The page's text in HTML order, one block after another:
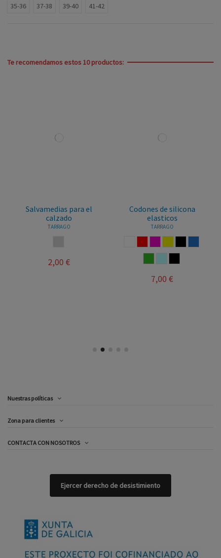
35-36
37-38 39-40 41-42
Te recomendamos estos 10 productos:
Salvamedias para el
calzado
TARRAGO
2,00 €
Codones de silicona
elasticos
TARRAGO
7,00 €
Nuestras políticas
Zona para clientes
CONTACTA CON NOSOTROS
Ejercer derecho de desistimiento